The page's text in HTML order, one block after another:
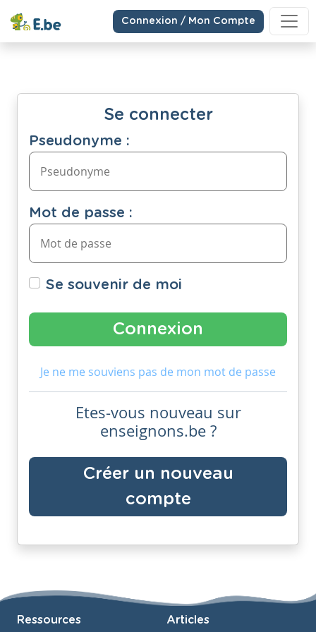
Connexion / Mon Compte
Se connecter
Pseudonyme :
Mot de passe :
Se souvenir de moi
Je ne me souviens pas de mon mot de passe
Etes-vous nouveau sur
enseignons.be ?
Créer un nouveau
compte
Ressources Articles